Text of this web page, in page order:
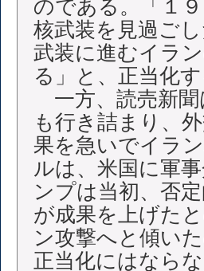
のである。「１
核武装を見過ご
武装に進むイラ
る」と、正当化す
一方、読売新
も行き詰まり、
果を急いでイラ
ルは、米国に軍
ンプは当初、否
が成果を上げた
ン攻撃へと傾い
正当化にはならな